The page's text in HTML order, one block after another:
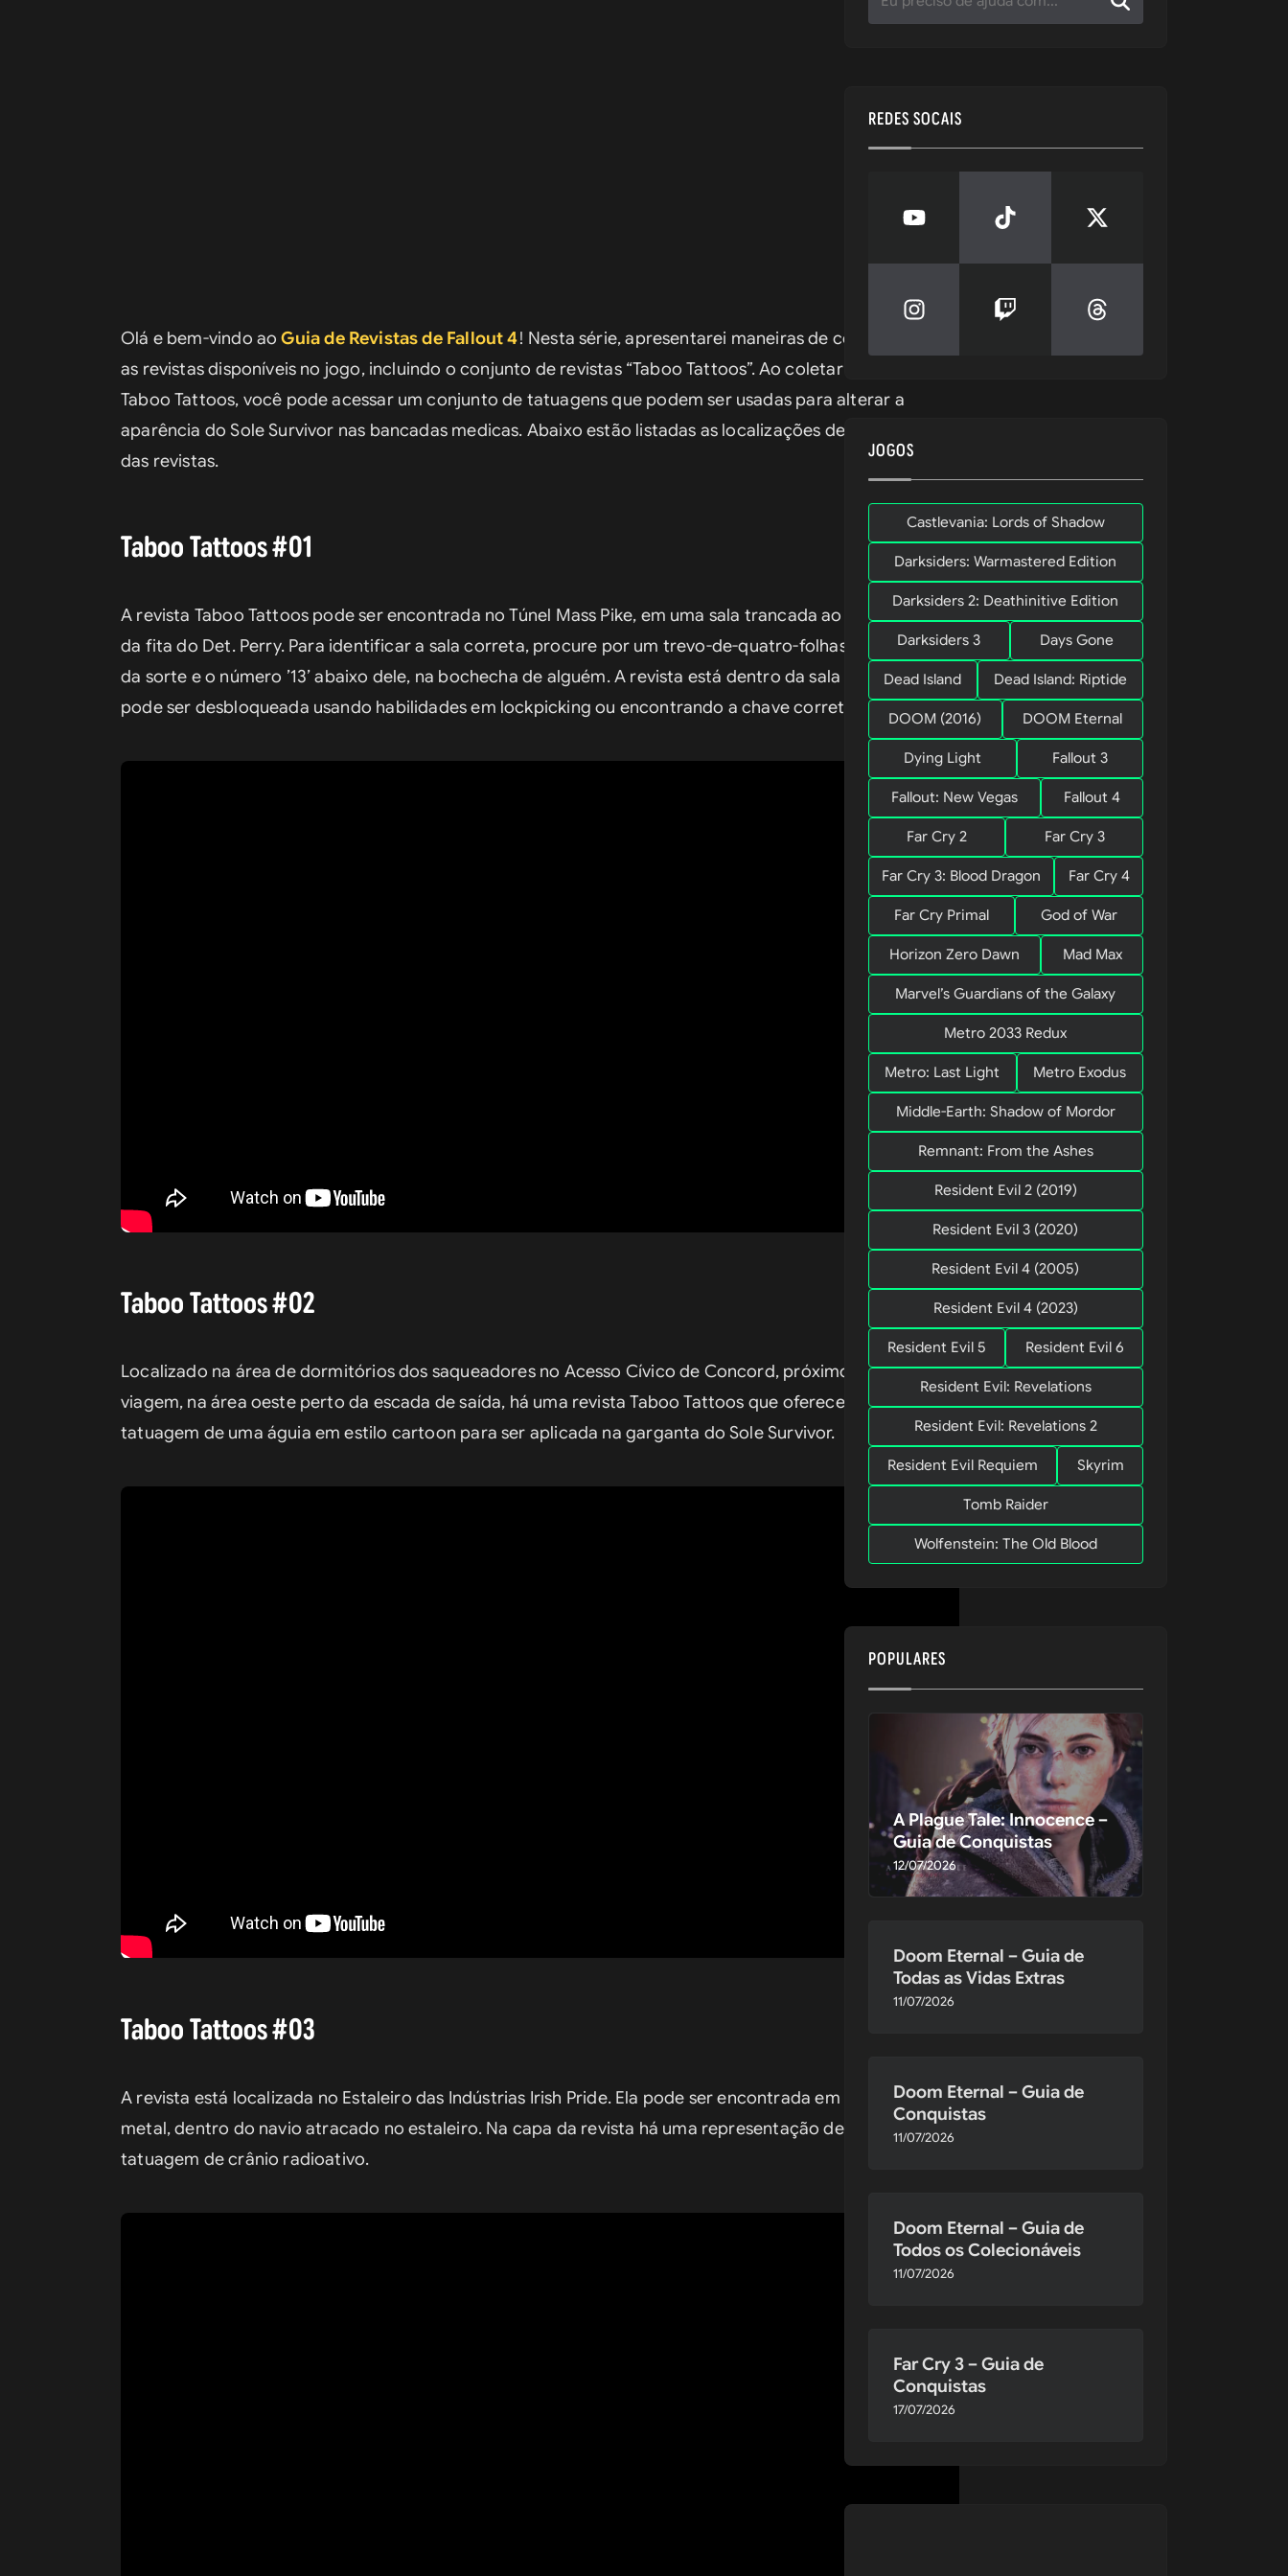
Olá e bem-vindo ao Guia de Revistas de Fallout 4! Nesta série, apresentarei maneiras de coletar todas
as revistas disponíveis no jogo, incluindo o conjunto de revistas “Taboo Tattoos”. Ao coletar as revistas
Taboo Tattoos, você pode acessar um conjunto de tatuagens que podem ser usadas para alterar a
aparência do Sole Survivor nas bancadas medicas. Abaixo estão listadas as localizações de cada uma
das revistas.
Taboo Tattoos #01
A revista Taboo Tattoos pode ser encontrada no Túnel Mass Pike, em uma sala trancada ao sul, ao lado
da fita do Det. Perry. Para identificar a sala correta, procure por um trevo-de-quatro-folhas com um osso
da sorte e o número ’13’ abaixo dele, na bochecha de alguém. A revista está dentro da sala trancada e
pode ser desbloqueada usando habilidades em lockpicking ou encontrando a chave correta.
Taboo Tattoos #02
Localizado na área de dormitórios dos saqueadores no Acesso Cívico de Concord, próximo ao baú de
viagem, na área oeste perto da escada de saída, há uma revista Taboo Tattoos que oferece uma
tatuagem de uma águia em estilo cartoon para ser aplicada na garganta do Sole Survivor.
Taboo Tattoos #03
A revista está localizada no Estaleiro das Indústrias Irish Pride. Ela pode ser encontrada em uma mesa de
metal, dentro do navio atracado no estaleiro. Na capa da revista há uma representação de uma
tatuagem de crânio radioativo.
REDES SOCAIS
JOGOS
Castlevania: Lords of Shadow
Darksiders: Warmastered Edition
Darksiders 2: Deathinitive Edition
Darksiders 3 Days Gone
Dead Island Dead Island: Riptide
DOOM (2016) DOOM Eternal
Dying Light Fallout 3
Fallout: New Vegas Fallout 4
Far Cry 2 Far Cry 3
Far Cry 3: Blood Dragon Far Cry 4
Far Cry Primal God of War
Horizon Zero Dawn Mad Max
Marvel’s Guardians of the Galaxy
Metro 2033 Redux
Metro: Last Light Metro Exodus
Middle-Earth: Shadow of Mordor
Remnant: From the Ashes
Resident Evil 2 (2019)
Resident Evil 3 (2020)
Resident Evil 4 (2005)
Resident Evil 4 (2023)
Resident Evil 5 Resident Evil 6
Resident Evil: Revelations
Resident Evil: Revelations 2
Resident Evil Requiem Skyrim
Tomb Raider
Wolfenstein: The Old Blood
POPULARES
A Plague Tale: Innocence –
Guia de Conquistas
12/07/2026
Doom Eternal – Guia de
Todas as Vidas Extras
11/07/2026
Doom Eternal – Guia de
Conquistas
11/07/2026
Doom Eternal – Guia de
Todos os Colecionáveis
11/07/2026
Far Cry 3 – Guia de
Conquistas
17/07/2026